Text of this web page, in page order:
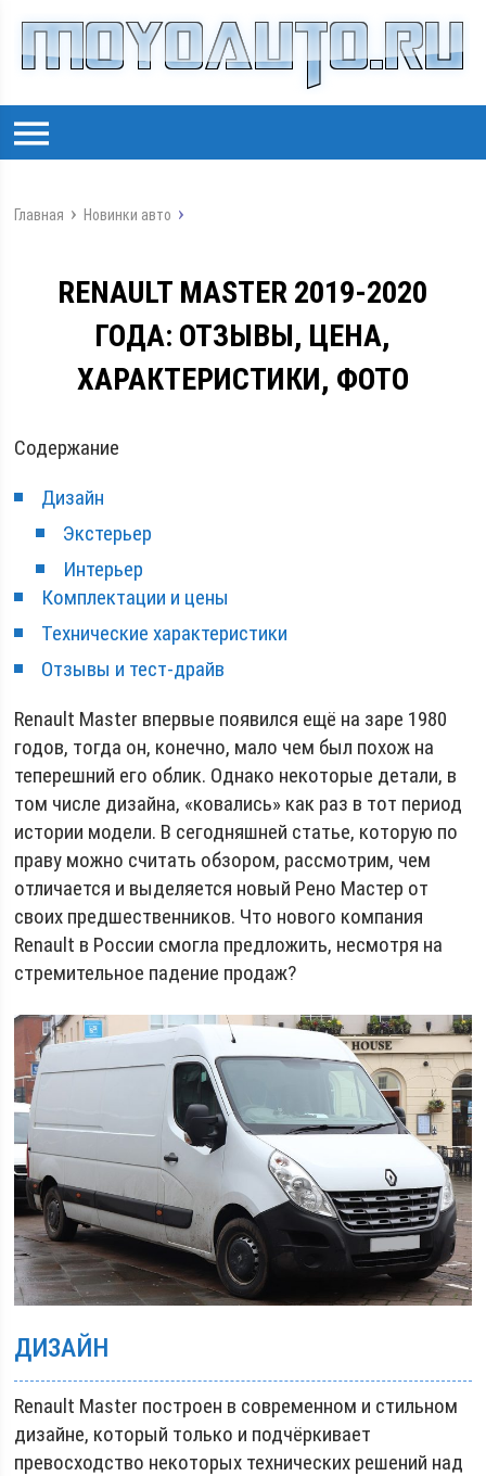
Главная Новинки авто
RENAULT MASTER 2019-2020
ГОДА: ОТЗЫВЫ, ЦЕНА,
ХАРАКТЕРИСТИКИ, ФОТО
Содержание
Дизайн
Экстерьер
Интерьер
Комплектации и цены
Технические характеристики
Отзывы и тест-драйв
Renault Master впервые появился ещё на заре 1980
годов, тогда он, конечно, мало чем был похож на
теперешний его облик. Однако некоторые детали, в
том числе дизайна, «ковались» как раз в тот период
истории модели. В сегодняшней статье, которую по
праву можно считать обзором, рассмотрим, чем
отличается и выделяется новый Рено Мастер от
своих предшественников. Что нового компания
Renault в России смогла предложить, несмотря на
стремительное падение продаж?
ДИЗАЙН
Renault Master построен в современном и стильном
дизайне, который только и подчёркивает
превосходство некоторых технических решений над